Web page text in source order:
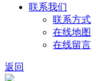
联系我们
联系方式
在线地图
在线留言
返回